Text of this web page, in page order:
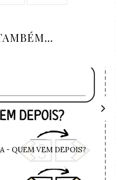
- QUEM VEM DEPOIS?